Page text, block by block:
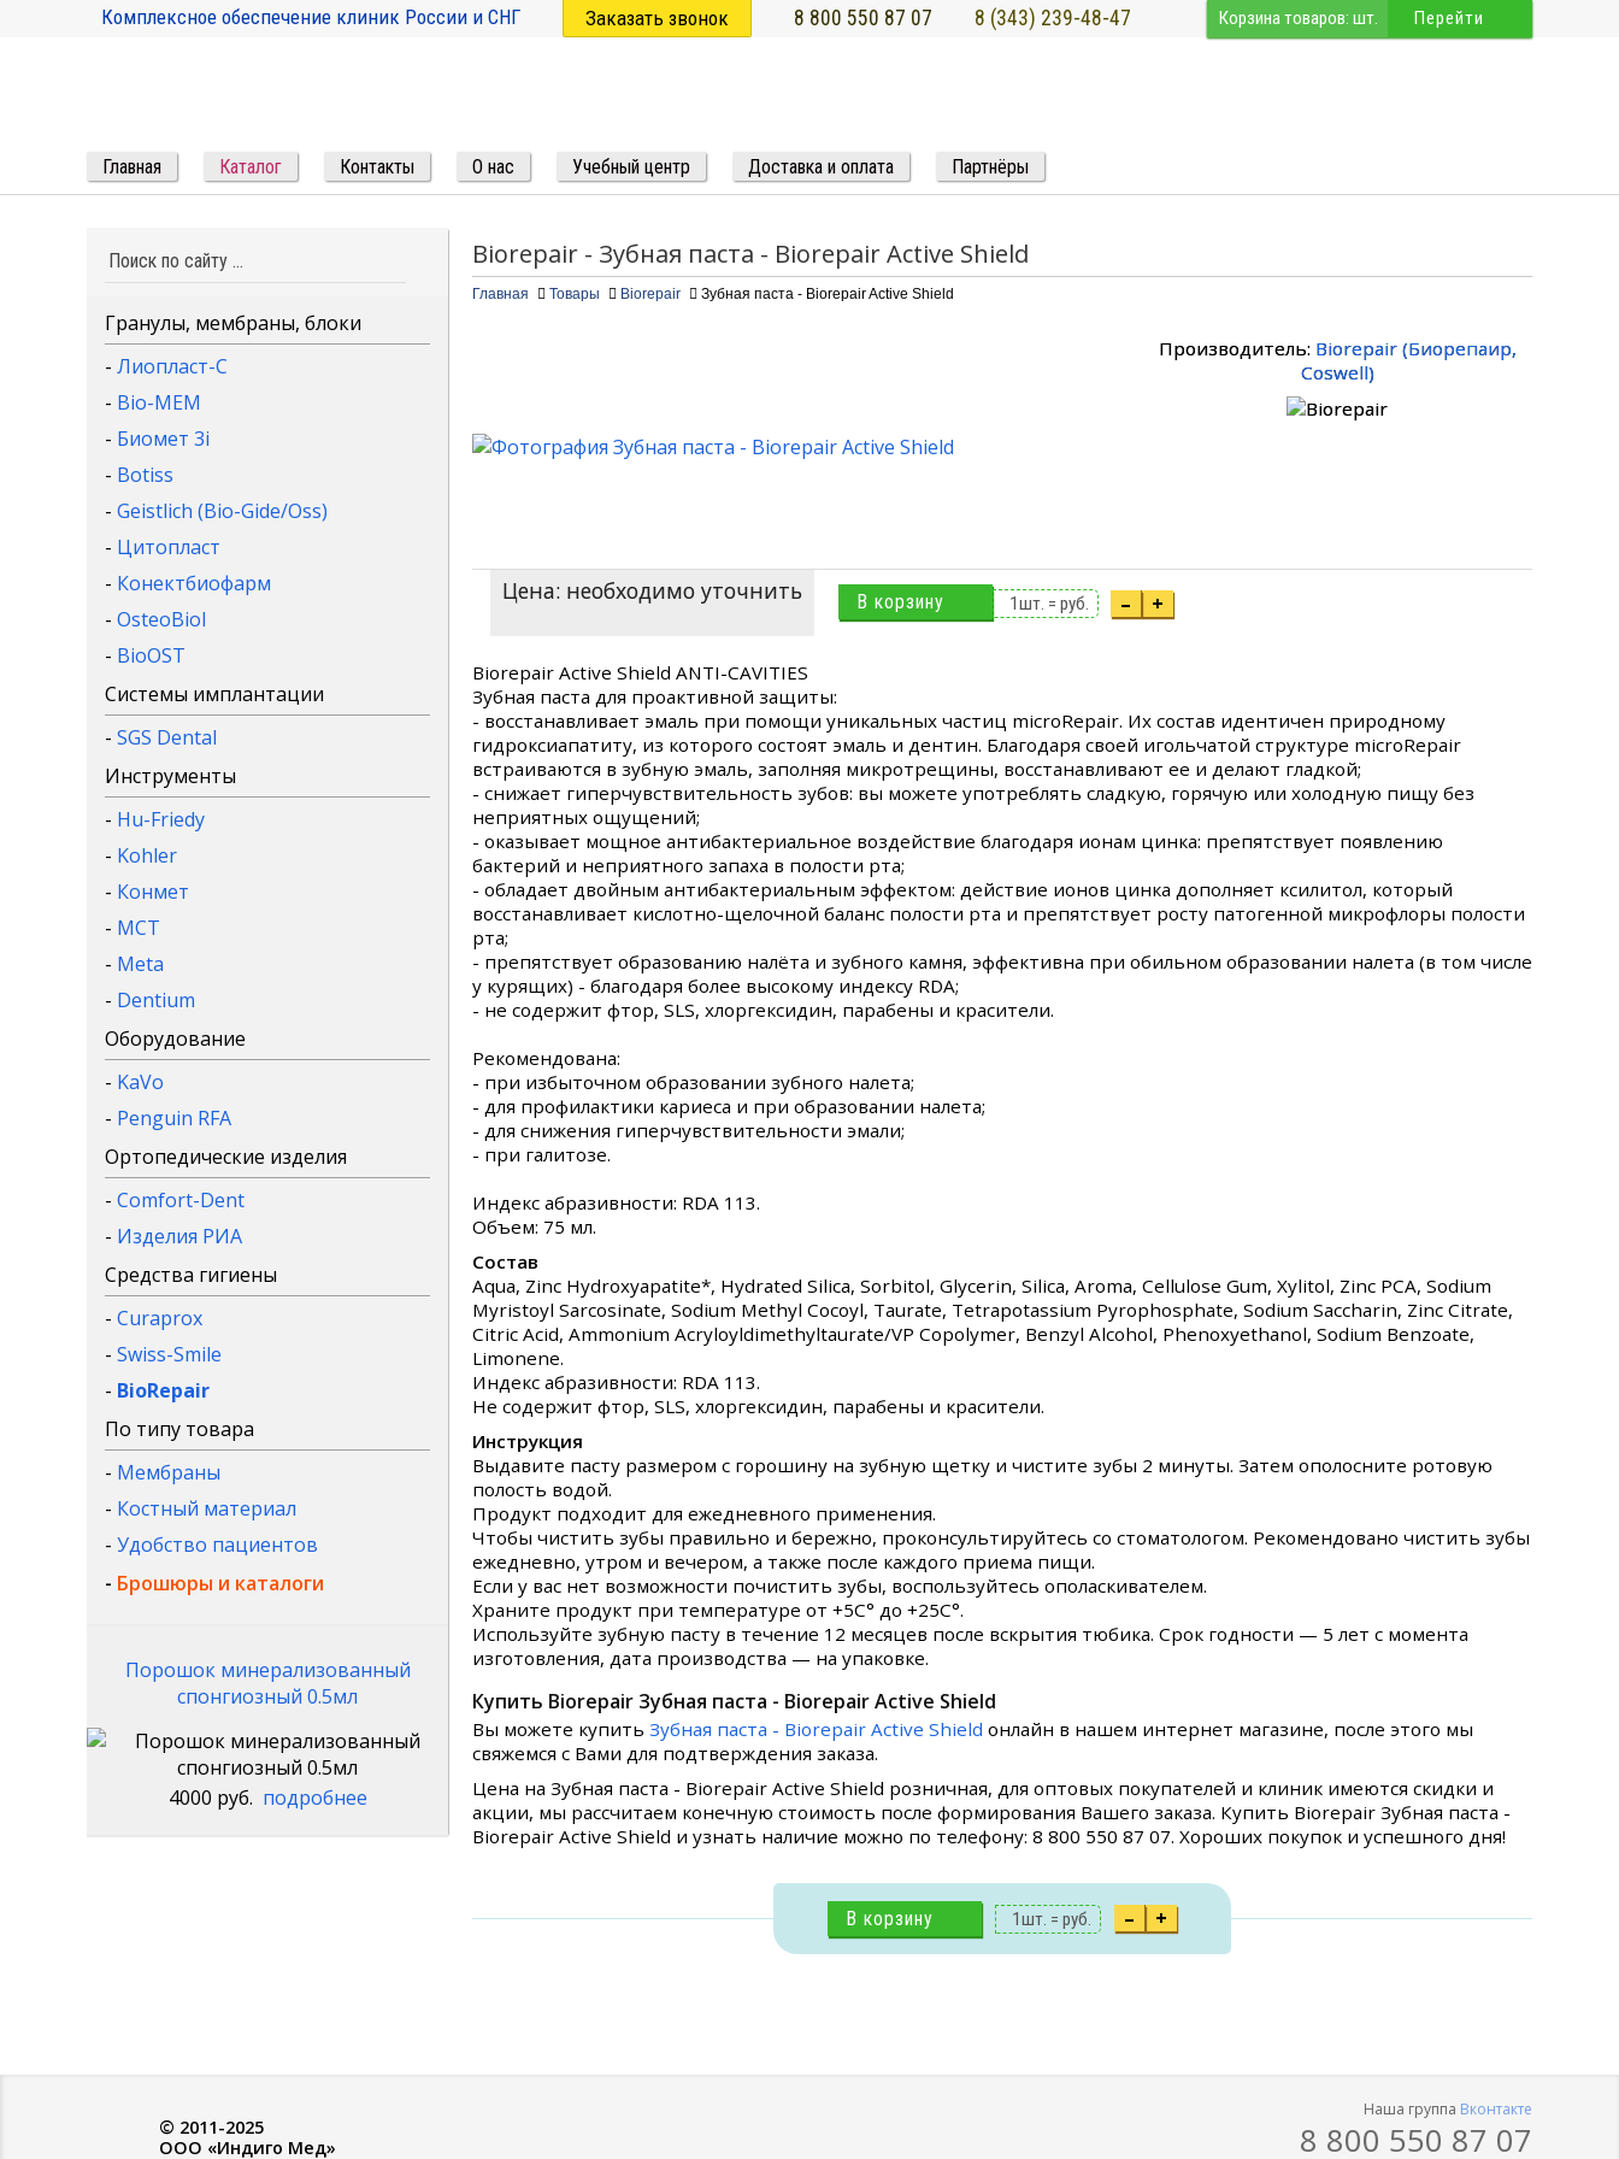
Перейти
Корзина товаров: шт.
Комплексное обеспечение клиник России и СНГ Заказать звонок 8 800 550 87 07 8 (343) 239-48-47
Главная Каталог Контакты О нас Учебный центр Доставка и оплата Партнёры
Biorepair - Зубная паста - Biorepair Active Shield
Главная Товары Biorepair Зубная паста - Biorepair Active Shield
Производитель: Biorepair(Биорепаир,
Coswell)
Цена: необходимо уточнить В корзину 1шт. = руб. – +
Biorepair Active Shield ANTI-CAVITIES
Зубная паста для проактивной защиты:
- восстанавливает эмаль при помощи уникальных частиц microRepair. Их состав идентичен природному
гидроксиапатиту, из которого состоят эмаль и дентин. Благодаря своей игольчатой структуре microRepair
встраиваются в зубную эмаль, заполняя микротрещины, восстанавливают ее и делают гладкой;
- снижает гиперчувствительность зубов: вы можете употреблять сладкую, горячую или холодную пищу без
неприятных ощущений;
- оказывает мощное антибактериальное воздействие благодаря ионам цинка: препятствует появлению
бактерий и неприятного запаха в полости рта;
- обладает двойным антибактериальным эффектом: действие ионов цинка дополняет ксилитол, который
восстанавливает кислотно-щелочной баланс полости рта и препятствует росту патогенной микрофлоры полости
рта;
- препятствует образованию налёта и зубного камня, эффективна при обильном образовании налета (в том числе
у курящих) - благодаря более высокому индексу RDA;
- не содержит фтор, SLS, хлоргексидин, парабены и красители.
Рекомендована:
- при избыточном образовании зубного налета;
- для профилактики кариеса и при образовании налета;
- для снижения гиперчувствительности эмали;
- при галитозе.
Индекс абразивности: RDA 113.
Объем: 75 мл.
Состав
Aqua, Zinc Hydroxyapatite*, Hydrated Silica, Sorbitol, Glycerin, Silica, Aroma, Cellulose Gum, Xylitol, Zinc PCA, Sodium
Myristoyl Sarcosinate, Sodium Methyl Cocoyl, Taurate, Tetrapotassium Pyrophosphate, Sodium Saccharin, Zinc Citrate,
Citric Acid, Ammonium Acryloyldimethyltaurate/VP Copolymer, Benzyl Alcohol, Phenoxyethanol, Sodium Benzoate,
Limonene.
Индекс абразивности: RDA 113.
Не содержит фтор, SLS, хлоргексидин, парабены и красители.
Инструкция
Выдавите пасту размером с горошину на зубную щетку и чистите зубы 2 минуты. Затем ополосните ротовую
полость водой.
Продукт подходит для ежедневного применения.
Чтобы чистить зубы правильно и бережно, проконсультируйтесь со стоматологом. Рекомендовано чистить зубы
ежедневно, утром и вечером, а также после каждого приема пищи.
Если у вас нет возможности почистить зубы, воспользуйтесь ополаскивателем.
Храните продукт при температуре от +5С° до +25С°.
Используйте зубную пасту в течение 12 месяцев после вскрытия тюбика. Срок годности — 5 лет с момента
изготовления, дата производства — на упаковке.
Купить Biorepair Зубная паста - Biorepair Active Shield
Вы можете купить Зубная паста - Biorepair Active Shield онлайн в нашем интернет магазине, после этого мы
свяжемся с Вами для подтверждения заказа.
Цена на Зубная паста - Biorepair Active Shield розничная, для оптовых покупателей и клиник имеются скидки и
акции, мы рассчитаем конечную стоимость после формирования Вашего заказа. Купить Biorepair Зубная паста -
Biorepair Active Shield и узнать наличие можно по телефону: 8 800 550 87 07. Хороших покупок и успешного дня!
В корзину 1 шт. = руб. – +
Гранулы, мембраны, блоки
- Лиопласт-С
- Bio-MEM
- Биомет 3i
- Botiss
- Geistlich (Bio-Gide/Oss)
- Цитопласт
- Конектбиофарм
- OsteoBiol
- BioOST
Системы имплантации
- SGS Dental
Инструменты
- Hu-Friedy
- Kohler
- Конмет
- MCT
- Meta
- Dentium
Оборудование
- KaVo
- Penguin RFA
Ортопедические изделия
- Comfort-Dent
- Изделия РИА
Средства гигиены
- Curaprox
- Swiss-Smile
- BioRepair
По типу товара
- Мембраны
- Костный материал
- Удобство пациентов
- Брошюры и каталоги
Порошок минерализованный
спонгиозный 0.5мл
4000 руб. подробнее
Наша группа Вконтакте
8 800 550 87 07
© 2011-2025
ООО «Индиго Мед»